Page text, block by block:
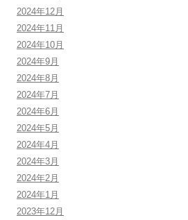
2024年12月
2024年11月
2024年10月
2024年9月
2024年8月
2024年7月
2024年6月
2024年5月
2024年4月
2024年3月
2024年2月
2024年1月
2023年12月